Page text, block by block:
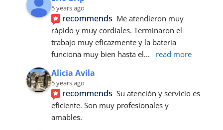
5 years ago
recommends Me atendieron muy
rápido y muy cordiales. Terminaron el
trabajo muy eficazmente y la batería
funciona muy bien hasta el... read more
Alicia Avila
5 years ago
recommends Su atención y servicio es
eficiente. Son muy profesionales y
amables.